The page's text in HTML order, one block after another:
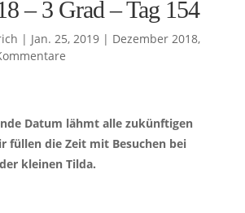
– 3 Grad – Tag 154
| Jan. 25, 2019| Dezember 2018,
Datum lähmt alle zukünftigen
füllen die Zeit mit Besuchen bei
kleinen Tilda.